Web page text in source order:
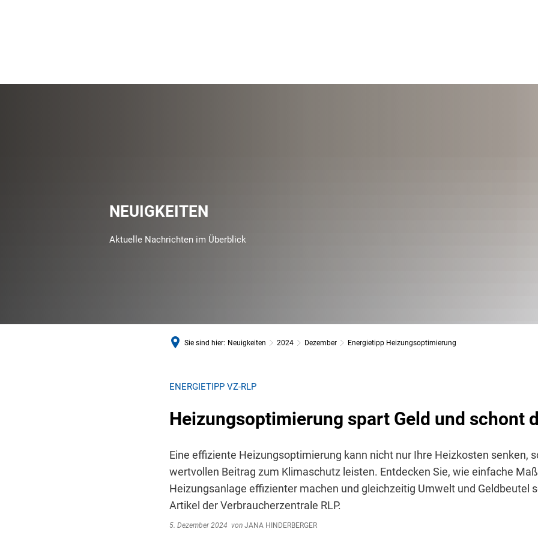
NEUIGKEITEN
Aktuelle Nachrichten im Überblick
Sie sind hier: Neuigkeiten 2024 Dezember Energietipp Heizungsoptimierung
ENERGIETIPP VZ-RLP
Heizungsoptimierung spart Geld und schont
Eine effiziente Heizungsoptimierung kann nicht nur Ihre Heizkosten senken,
wertvollen Beitrag zum Klimaschutz leisten. Entdecken Sie, wie einfache
Heizungsanlage effizienter machen und gleichzeitig Umwelt und Geldbeutel
Artikel der Verbraucherzentrale RLP.
5. Dezember 2024 von JANA HINDERBERGER